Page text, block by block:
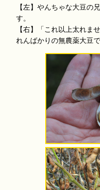
【左】やんちゃな大豆の
す。
【右】「これ以上太れま
れんばかりの無農薬大豆で